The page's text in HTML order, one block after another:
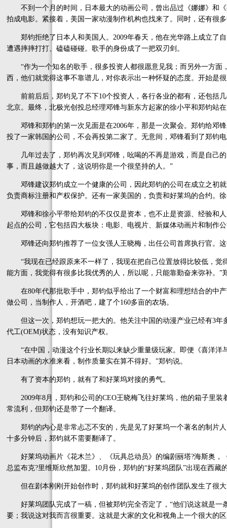
不到一个月的时间，日本最大的动画公司，曾出品过《娜娜》和《
拍成电影。紧接着，美国一家动漫制作机构也找来了。同时，还有很
郑钧拒绝了日本人和美国人。2009年春天，他在光华路上成立了
遭遇摔摔打打、磕磕碰碰。歌手的身份成了一把双刃剑。
“作为一个知名的歌手，很多投资人都很愿意见我；而另外一方面
西，他们就觉得这事不靠谱儿，对你表示出一种怀疑的态度。开始是
前前后后，郑钧见了不下10个投资人，各行各业的都有，还包括
北京。最终，北极光创投总经理邓锋与新东方起家的徐小平和郑钧站
邓锋和郑钧的第一次见面是在2006年，那是一次聚会。郑钧给邓
投了一家韩国的公司，不会再投第二家了。无意间，邓锋看到了郑钧
几年过去了，郑钧再次见到邓锋，吆喝的不再是游戏，而是自己的
事，而且越做越大了，这说明你是一个很坚持的人。”
邓锋建议郑钧成立一个健康的公司，因此郑钧的公司在成立之初就
负责商标注册和产权保护。还有一家美国的，负责和好莱坞的合约。
邓锋和徐小平带给郑钧的不仅仅是资本，也不止是资源、经验和
起点的公司，它包括四大板块：电影、电视片、新媒体动画片和制作
邓锋还向郑钧推荐了一位女强人王晓梅，出任公司首席执行官。这
“我现在已经跟原来不一样了，我现在把自己位置放得比较低，觉
能方面，我觉得有很多比我优秀的人，所以呢，只能靠勤奋来弥补。”
在80年代那批歌手中，郑钧似乎给出了一个财富和理想结合的中
做公司，当制作人，开酒吧，建了个160多亩的农场。
但这一次，郑钧想玩一把大的。他关注中国的动漫产业已经有3年
代工(OEM)状态，没有知识产权。
“在中国，动漫这个行业长期以来缺少重量级玩家。即便《喜洋洋
日本动画的水准来看，制作质量实在算不得好。”郑钧说。
有了资本的郑钧，就有了和好莱坞对接的勇气。
2009年8月，郑钧和公司的CEO王晓梅飞往好莱坞，他的箱子里装
常流利，但郑钧还是带了一个翻译。
郑钧的内心是非常忐忑不安的，先是见了好莱坞一个著名的制片
十多分钟后，郑钧就不需要翻译了。
好莱坞动画片《花木兰》、《玩具总动员》的编剧丽塔?海斯奥，
总监布克?里维斯欣然加盟。10月份，郑钧的“好莱坞团队”出现在西
但在剧本刚刚开始创作时，郑钧就和好莱坞的创作团队发生了很大
好莱坞团队完成了一稿，但被郑钧完全否定了，“他们说这就是一
要；我说这对我而言很重要。这就是大家的文化和视角上一个很大的